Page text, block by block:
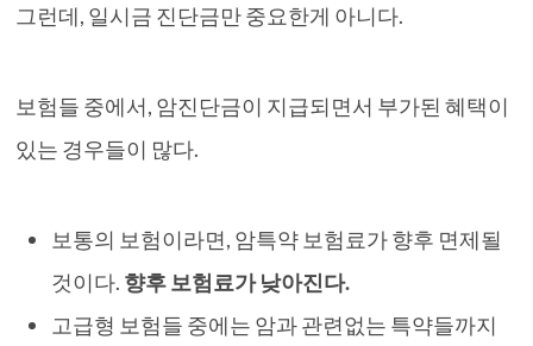
그런데, 일시금 진단금만 중요한게 아니다.
보험들 중에서, 암진단금이 지급되면서 부가된 혜택이
있는 경우들이 많다.
보통의 보험이라면, 암특약 보험료가 향후 면제될
것이다. 향후 보험료가 낮아진다.
고급형 보험들 중에는 암과 관련없는 특약들까지